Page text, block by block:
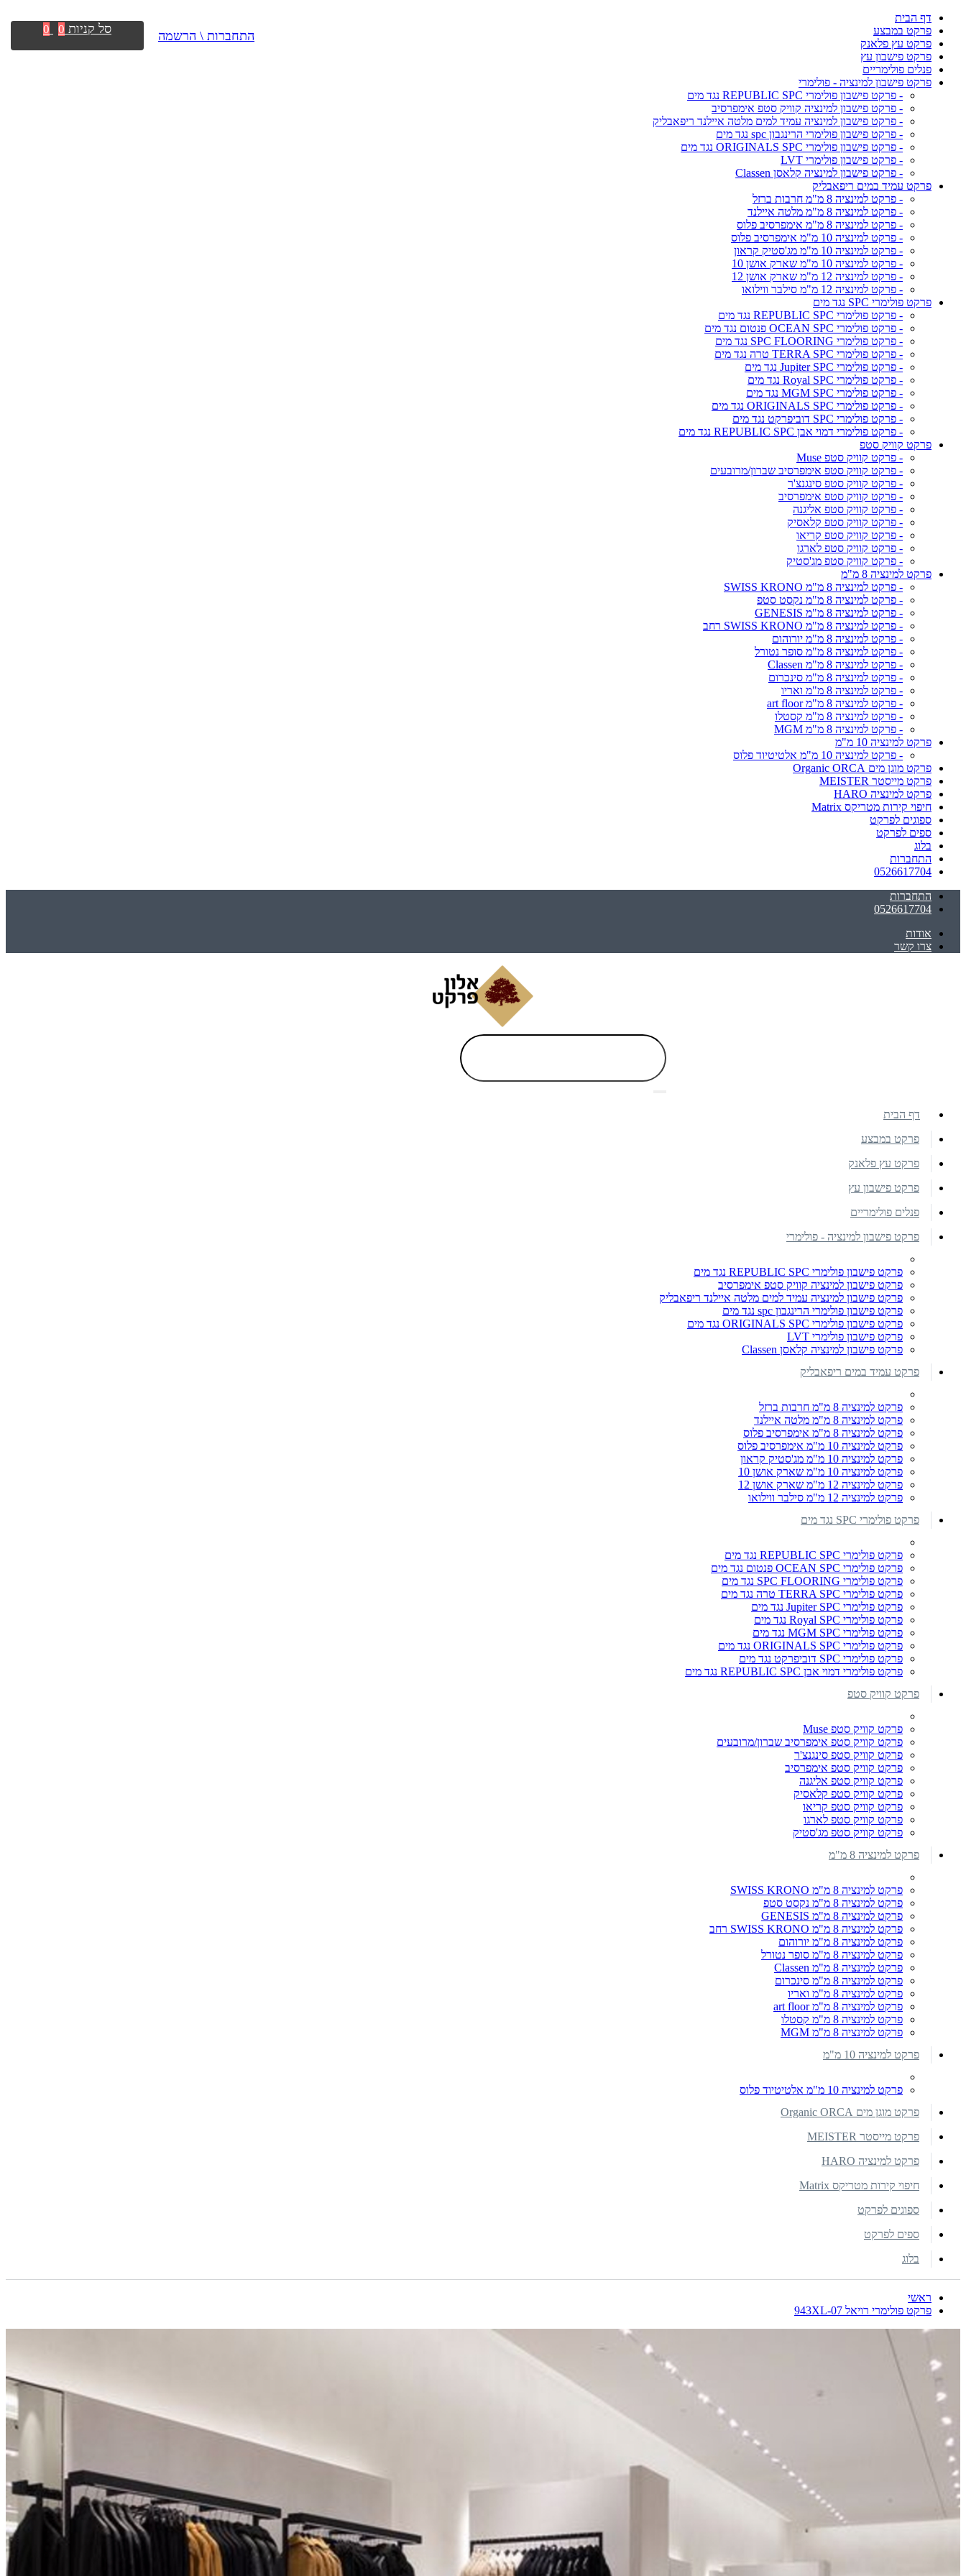
דף הבית
פרקט במבצע
פרקט עץ פלאנק
פרקט פישבון עץ
פנלים פולימריים
פרקט פישבון למינציה - פולימרי
- פרקט פישבון פולימרי REPUBLIC SPC נגד מים
- פרקט פישבון למינציה קוויק סטפ אימפרסיב
- פרקט פישבון למינציה עמיד למים מלטה איילנד ריפאבליק
- פרקט פישבון פולימרי הרינגבון spc נגד מים
- פרקט פישבון פולימרי ORIGINALS SPC נגד מים
- פרקט פישבון פולימרי LVT
- פרקט פישבון למינציה קלאסן Classen
פרקט עמיד במים ריפאבליק
- פרקט למינציה 8 מ"מ חרבות ברזל
- פרקט למינציה 8 מ"מ מלטה איילנד
- פרקט למינציה 8 מ"מ אימפרסיב פלוס
- פרקט למינציה 10 מ"מ אימפרסיב פלוס
- פרקט למינציה 10 מ"מ מג'סטיק קראון
- פרקט למינציה 10 מ"מ שארק אושן 10
- פרקט למינציה 12 מ"מ שארק אושן 12
- פרקט למינציה 12 מ"מ סילבר ווילואו
פרקט פולימרי SPC נגד מים
- פרקט פולימרי REPUBLIC SPC נגד מים
- פרקט פולימרי OCEAN SPC פנטום נגד מים
- פרקט פולימרי SPC FLOORING נגד מים
- פרקט פולימרי TERRA SPC טרה נגד מים
- פרקט פולימרי Jupiter SPC נגד מים
- פרקט פולימרי Royal SPC נגד מים
- פרקט פולימרי MGM SPC נגד מים
- פרקט פולימרי ORIGINALS SPC נגד מים
- פרקט פולימרי SPC דוביפרקט נגד מים
- פרקט פולימרי דמוי אבן REPUBLIC SPC נגד מים
פרקט קוויק סטפ
- פרקט קוויק סטפ Muse
- פרקט קוויק סטפ אימפרסיב שברון/מרובעים
- פרקט קוויק סטפ סינגנצ'ר
- פרקט קוויק סטפ אימפרסיב
- פרקט קוויק סטפ אליגנה
- פרקט קוויק סטפ קלאסיק
- פרקט קוויק סטפ קריאו
- פרקט קוויק סטפ לארגו
- פרקט קוויק סטפ מג'סטיק
פרקט למינציה 8 מ"מ
- פרקט למינציה 8 מ"מ SWISS KRONO
- פרקט למינציה 8 מ"מ נקסט סטפ
- פרקט למינציה 8 מ"מ GENESIS
- פרקט למינציה 8 מ"מ SWISS KRONO רחב
- פרקט למינציה 8 מ"מ יורוהום
- פרקט למינציה 8 מ"מ סופר נטורל
- פרקט למינציה 8 מ"מ Classen
- פרקט למינציה 8 מ"מ סינכרום
- פרקט למינציה 8 מ"מ ואריו
- פרקט למינציה 8 מ"מ art floor
- פרקט למינציה 8 מ"מ קסטלו
- פרקט למינציה 8 מ"מ MGM
פרקט למינציה 10 מ"מ
- פרקט למינציה 10 מ"מ אלטיטיוד פלוס
פרקט מוגן מים Organic ORCA
פרקט מייסטר MEISTER
פרקט למינציה HARO
חיפוי קירות מטריקס Matrix
ספוגים לפרקט
ספים לפרקט
בלוג
התחברות
0526617704
התחברות
0526617704
אודות
צרו קשר
התחברות \ הרשמה סל קניות 0
0
דף הבית
פרקט במבצע
פרקט עץ פלאנק
פרקט פישבון עץ
פנלים פולימריים
פרקט פישבון למינציה - פולימרי
פרקט פישבון פולימרי REPUBLIC SPC נגד מים
פרקט פישבון למינציה קוויק סטפ אימפרסיב
פרקט פישבון למינציה עמיד למים מלטה איילנד ריפאבליק
פרקט פישבון פולימרי הרינגבון spc נגד מים
פרקט פישבון פולימרי ORIGINALS SPC נגד מים
פרקט פישבון פולימרי LVT
פרקט פישבון למינציה קלאסן Classen
פרקט עמיד במים ריפאבליק
פרקט למינציה 8 מ"מ חרבות ברזל
פרקט למינציה 8 מ"מ מלטה איילנד
פרקט למינציה 8 מ"מ אימפרסיב פלוס
פרקט למינציה 10 מ"מ אימפרסיב פלוס
פרקט למינציה 10 מ"מ מג'סטיק קראון
פרקט למינציה 10 מ"מ שארק אושן 10
פרקט למינציה 12 מ"מ שארק אושן 12
פרקט למינציה 12 מ"מ סילבר ווילואו
פרקט פולימרי SPC נגד מים
פרקט פולימרי REPUBLIC SPC נגד מים
פרקט פולימרי OCEAN SPC פנטום נגד מים
פרקט פולימרי SPC FLOORING נגד מים
פרקט פולימרי TERRA SPC טרה נגד מים
פרקט פולימרי Jupiter SPC נגד מים
פרקט פולימרי Royal SPC נגד מים
פרקט פולימרי MGM SPC נגד מים
פרקט פולימרי ORIGINALS SPC נגד מים
פרקט פולימרי SPC דוביפרקט נגד מים
פרקט פולימרי דמוי אבן REPUBLIC SPC נגד מים
פרקט קוויק סטפ
פרקט קוויק סטפ Muse
פרקט קוויק סטפ אימפרסיב שברון/מרובעים
פרקט קוויק סטפ סינגנצ'ר
פרקט קוויק סטפ אימפרסיב
פרקט קוויק סטפ אליגנה
פרקט קוויק סטפ קלאסיק
פרקט קוויק סטפ קריאו
פרקט קוויק סטפ לארגו
פרקט קוויק סטפ מג'סטיק
פרקט למינציה 8 מ"מ
פרקט למינציה 8 מ"מ SWISS KRONO
פרקט למינציה 8 מ"מ נקסט סטפ
פרקט למינציה 8 מ"מ GENESIS
פרקט למינציה 8 מ"מ SWISS KRONO רחב
פרקט למינציה 8 מ"מ יורוהום
פרקט למינציה 8 מ"מ סופר נטורל
פרקט למינציה 8 מ"מ Classen
פרקט למינציה 8 מ"מ סינכרום
פרקט למינציה 8 מ"מ ואריו
פרקט למינציה 8 מ"מ art floor
פרקט למינציה 8 מ"מ קסטלו
פרקט למינציה 8 מ"מ MGM
פרקט למינציה 10 מ"מ
פרקט למינציה 10 מ"מ אלטיטיוד פלוס
פרקט מוגן מים Organic ORCA
פרקט מייסטר MEISTER
פרקט למינציה HARO
חיפוי קירות מטריקס Matrix
ספוגים לפרקט
ספים לפרקט
בלוג
ראשי
פרקט פולימרי רויאל 943XL-07